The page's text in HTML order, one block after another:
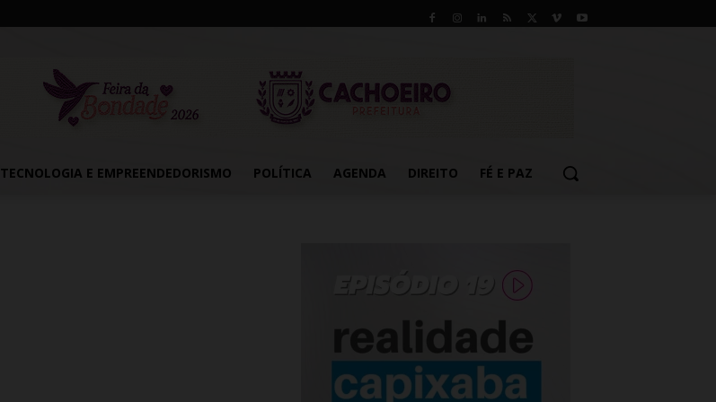
TECNOLOGIA E EMPREENDEDORISMO POLÍTICA AGENDA DIREITO FÉ E PAZ